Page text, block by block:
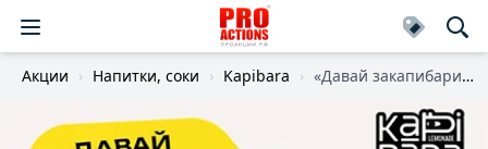
Акции Напитки, соки Kapibara «Давай закапибаримся!»